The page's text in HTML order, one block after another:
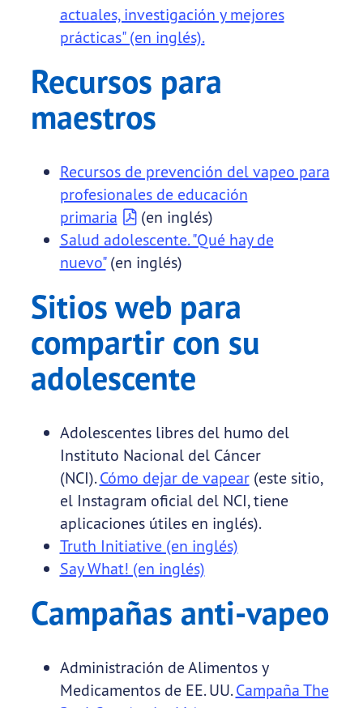
actuales, investigación y mejores
prácticas" (en inglés).
Recursos para
maestros
Recursos de prevención del vapeo para
profesionales de educación
primaria
(en inglés)
Salud adolescente. "Qué hay de
nuevo"(en inglés)
Sitios web para
compartir con su
adolescente
Adolescentes libres del humo del
Instituto Nacional del Cáncer
(NCI).Cómo dejar de vapear(este sitio,
el Instagram oficial del NCI, tiene
aplicaciones útiles en inglés).
Truth Initiative (en inglés)
Say What! (en inglés)
Campañas anti-vapeo
Administración de Alimentos y
Medicamentos de EE. UU.Campaña The